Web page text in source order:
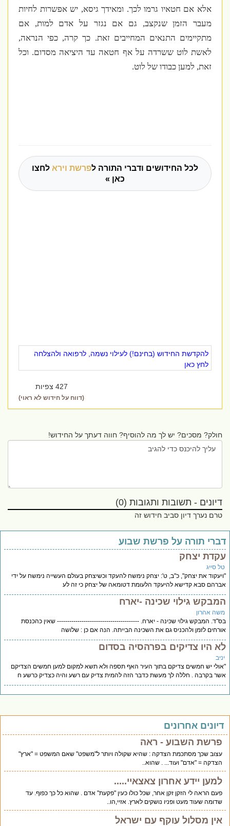
אלא אם חטאיו גרמו לכך. ומאידך גיסא, יש אפשרות לחיות
מעבר הזמן שנקצב, גם אם נגזר על אדם למות, אם
מתקיימים התנאים המחייבים זאת. כך קרה, כפי הנראה,
לאשת לוט ששרדה על אף חטאה עד היציאה מסדום. וכל
זאת, למען כבודו של לוט.
לכל החידושים ודברי התורה לפרשת ויראלחצו
כאן »
להקדשת החידוש (בחינם!) לעילוי נשמה, לרפואה ולהצלחה
לחץ כאן
427 צפיות
(דווח על חידוש לא ראוי)
חולק? מסכים? יש לך מה להוסיף? חווה דעתך על החידוש!
דיונים - תשובות ותגובות (0)
טרם נערך דיון סביב חידוש זה
תורה על פרשת שבוע
יצחק
סייג
את יצחק", כ"ב, ט': יצחק נימשח להעקד וכשיצחק בעולם העשייה נימשח על ידי
סבא קדישא להיעקד הלעומת דטומאה של יצחק כי זה לע
גילוי שכינה -יארח
אהרון
המבקש גילוי שכינה - יארח. ---------------------------------------- שאין כהכנסת
לזמן ולהכניס גם את השכינה הבייתה. הנה אם כן : שלושה
היו צדיקים בפרהסיה בסדום
יש חמשים צדיקם בתוך העיר האף תספה ולא תשא למקום למען חמשים הצדיקם
בקרבה . חללה לך מעשת כדבר הזה להמית צדיק עם רשע והיה כצדיק כרשע ח
אחרונים
פרשת השבוע - ראה
עצוב שכך מסתכמת הצדקה : שהיא שקולה ויותר ל"משפט" שאם המשפט = "ארץ"
הצדקה = "אדם" ועוד... . שהוא..
למען יידע אחרון צאצאיי.....
פעם הראה לי הזקן זקן אחר, שכל כולו כעין "פקעת" אדם . שהוא כל כך כפוף. עד
שדומה שעוד מעט ופניו נושקים לארץ. אזיי,הו..
אין מסלול עוקף עם ישראל